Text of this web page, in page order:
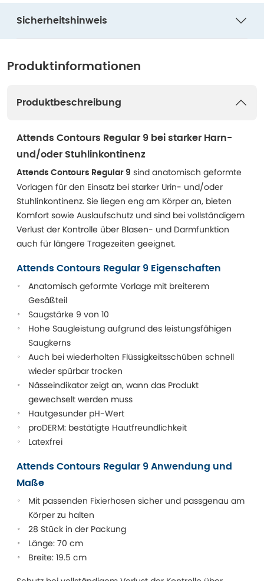
Sicherheitshinweis
Produktinformationen
Produktbeschreibung
Attends Contours Regular 9 bei starker Harn-
und/oder Stuhlinkontinenz
Attends Contours Regular 9 sind anatomisch geformte
Vorlagen für den Einsatz bei starker Urin- und/oder
Stuhlinkontinenz. Sie liegen eng am Körper an, bieten
Komfort sowie Auslaufschutz und sind bei vollständigem
Verlust der Kontrolle über Blasen- und Darmfunktion
auch für längere Tragezeiten geeignet.
Attends Contours Regular 9 Eigenschaften
Anatomisch geformte Vorlage mit breiterem
Gesäßteil
Saugstärke 9 von 10
Hohe Saugleistung aufgrund des leistungsfähigen
Saugkerns
Auch bei wiederholten Flüssigkeitsschüben schnell
wieder spürbar trocken
Nässeindikator zeigt an, wann das Produkt
gewechselt werden muss
Hautgesunder pH-Wert
proDERM: bestätigte Hautfreundlichkeit
Latexfrei
Attends Contours Regular 9 Anwendung und
Maße
Mit passenden Fixierhosen sicher und passgenau am
Körper zu halten
28 Stück in der Packung
Länge: 70 cm
Breite: 19.5 cm